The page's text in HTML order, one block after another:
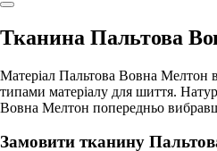
Тканина Пальтова
Матеріал Пальтова Вовна Мелтон
типами матеріалу для шиття.
Вовна Мелтон попередньо
Замовити тканину